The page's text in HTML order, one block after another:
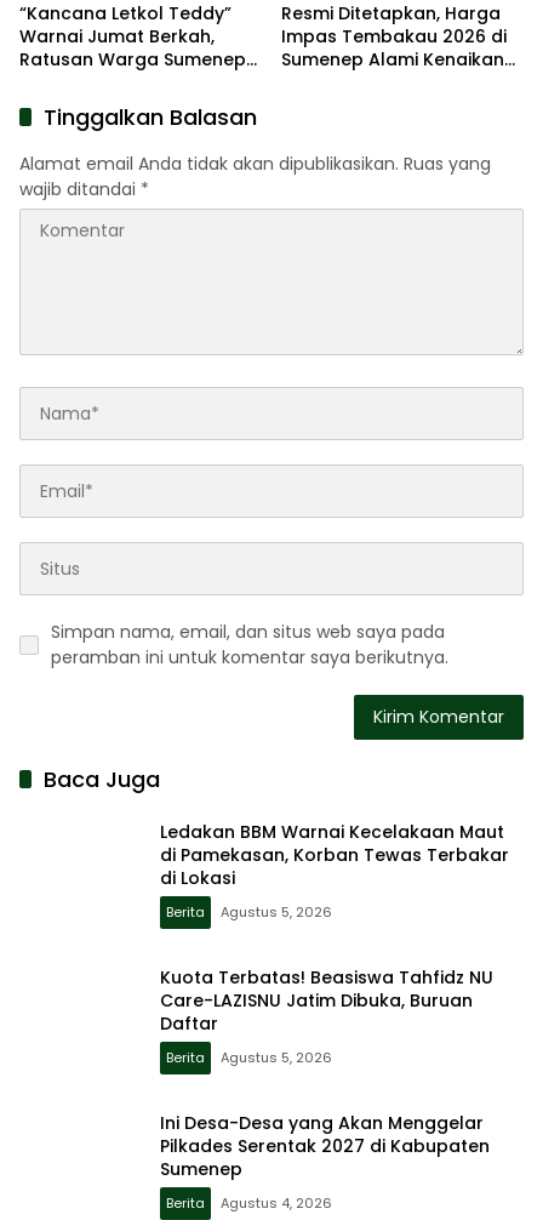
“Kancana Letkol Teddy”
Warnai Jumat Berkah,
Ratusan Warga Sumenep
Resmi Ditetapkan, Harga
Impas Tembakau 2026 di
Sumenep Alami Kenaikan
Tinggalkan Balasan
Alamat email Anda tidak akan dipublikasikan. Ruas yang
wajib ditandai *
Simpan nama, email, dan situs web saya pada
peramban ini untuk komentar saya berikutnya.
Baca Juga
Ledakan BBM Warnai Kecelakaan Maut
di Pamekasan, Korban Tewas Terbakar
di Lokasi
Berita Agustus 5, 2026
Kuota Terbatas! Beasiswa Tahfidz NU
Care-LAZISNU Jatim Dibuka, Buruan
Daftar
Berita Agustus 5, 2026
Ini Desa-Desa yang Akan Menggelar
Pilkades Serentak 2027 di Kabupaten
Sumenep
Berita Agustus 4, 2026